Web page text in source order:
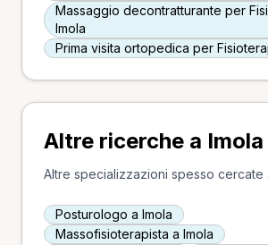
Massaggio decontratturante per
Imola
Prima visita ortopedica per
Altre ricerche a Imola
Altre specializzazioni spesso cercate
Posturologo a Imola
Massofisioterapista a Imola